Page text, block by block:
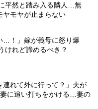
平然と踏み入る隣人…無
ヤモヤが止まらない
…！」嫁が義母に怒り爆
けれど諦めるべき？
連れて外に行って？」夫が
に追い打ちをかける…妻の